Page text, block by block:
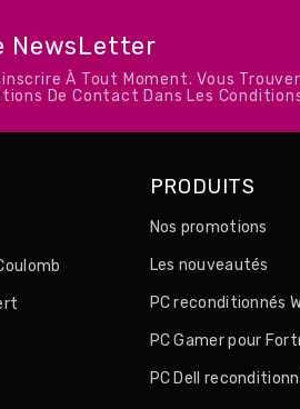
NewsLetter
À Tout Moment. Vous
De Contact Dans Les
PRODUITS
Nos promotions
Les nouveautés
PC reconditionnés
PC Gamer pour
PC Dell